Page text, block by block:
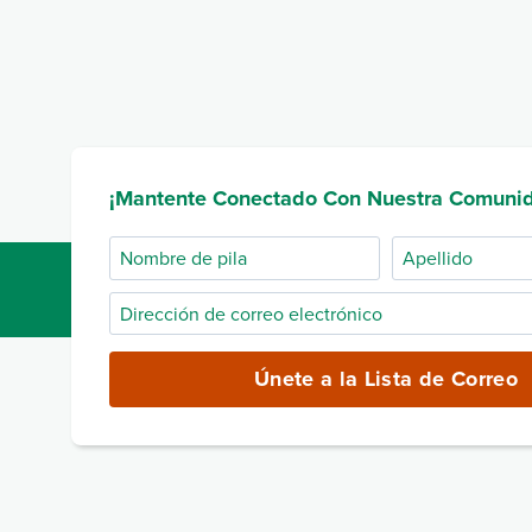
¡Mantente Conectado Con Nuestra
Nombre
de
pila
Apellido
Dirección
de
electrónico
Únete a la Lista de Correo